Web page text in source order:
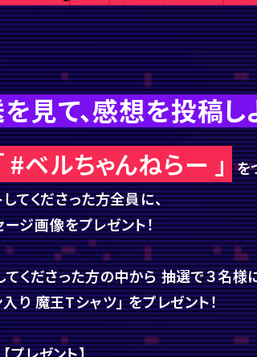
見て、感想を投稿し
#ベルちゃんねらー 」
を
てくださった方全員に、
ジ画像をプレゼント！
くださった方の中から抽選で３名様
り 魔王Tシャツ」をプレゼント！
【プレゼント】